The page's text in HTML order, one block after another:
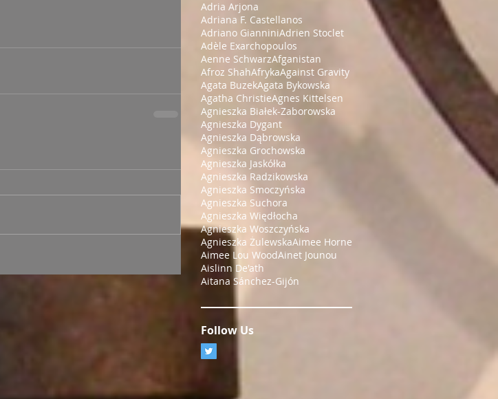
Adria Arjona
Adriana F. Castellanos
Adriano GianniniAdrien Stoclet
Adèle Exarchopoulos
Aenne SchwarzAfganistan
Afroz ShahAfrykaAgainst Gravity
Agata BuzekAgata Bykowska
Agatha ChristieAgnes Kittelsen
Agnieszka Białek-Zaborowska
Agnieszka Dygant
Agnieszka Dąbrowska
Agnieszka Grochowska
Agnieszka Jaskółka
Agnieszka Radzikowska
Agnieszka Smoczyńska
Agnieszka Suchora
Agnieszka Więdłocha
Agnieszka Woszczyńska
Agnieszka ŻulewskaAimee Horne
Aimee Lou WoodAinet Jounou
Aislinn De'ath
Aitana Sánchez-Gijón
Follow Us